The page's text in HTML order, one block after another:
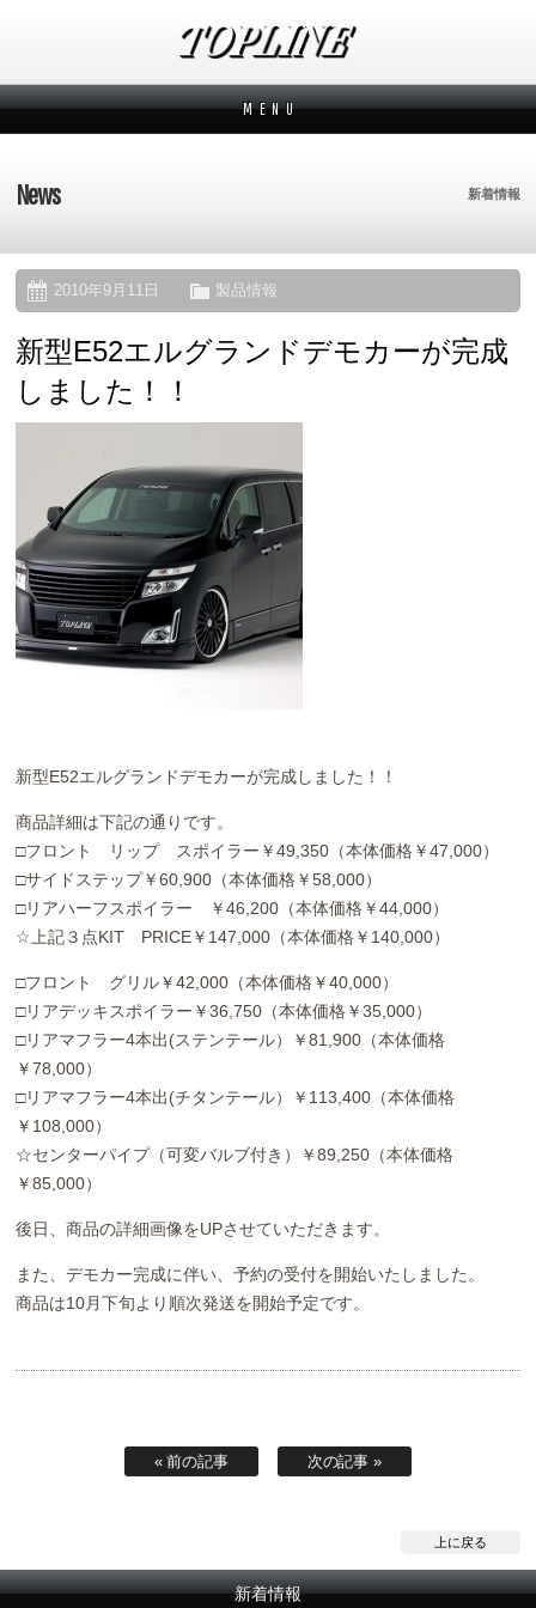
M E N U
ブランドから探す
How to order
オーダー方法
ムービー
よくあるご質問
会社概要
お問い合わせ
News 新着情報
2010年9月11日 製品情報
新型E52エルグランドデモカーが完成
しました！！
新型E52エルグランドデモカーが完成しました！！
商品詳細は下記の通りです。
□フロント リップ スポイラー￥49,350（本体価格￥47,000）
□サイドステップ￥60,900（本体価格￥58,000）
□リアハーフスポイラー ￥46,200（本体価格￥44,000）
☆上記３点KIT PRICE￥147,000（本体価格￥140,000）
□フロント グリル￥42,000（本体価格￥40,000）
□リアデッキスポイラー￥36,750（本体価格￥35,000）
□リアマフラー4本出(ステンテール）￥81,900（本体価格
￥78,000）
□リアマフラー4本出(チタンテール）￥113,400（本体価格
￥108,000）
☆センターパイプ（可変バルブ付き）￥89,250（本体価格
￥85,000）
後日、商品の詳細画像をUPさせていただきます。
また、デモカー完成に伴い、予約の受付を開始いたしました。
商品は10月下旬より順次発送を開始予定です。
« 前の記事 次の記事 »
上に戻る
新着情報